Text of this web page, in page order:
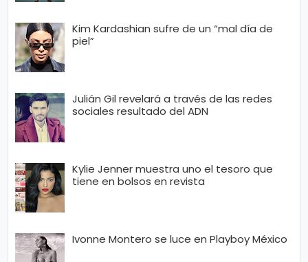
Kim Kardashian sufre de un “mal día de
piel”
Julián Gil revelará a través de las redes
sociales resultado del ADN
Kylie Jenner muestra uno el tesoro que
tiene en bolsos en revista
Ivonne Montero se luce en Playboy México